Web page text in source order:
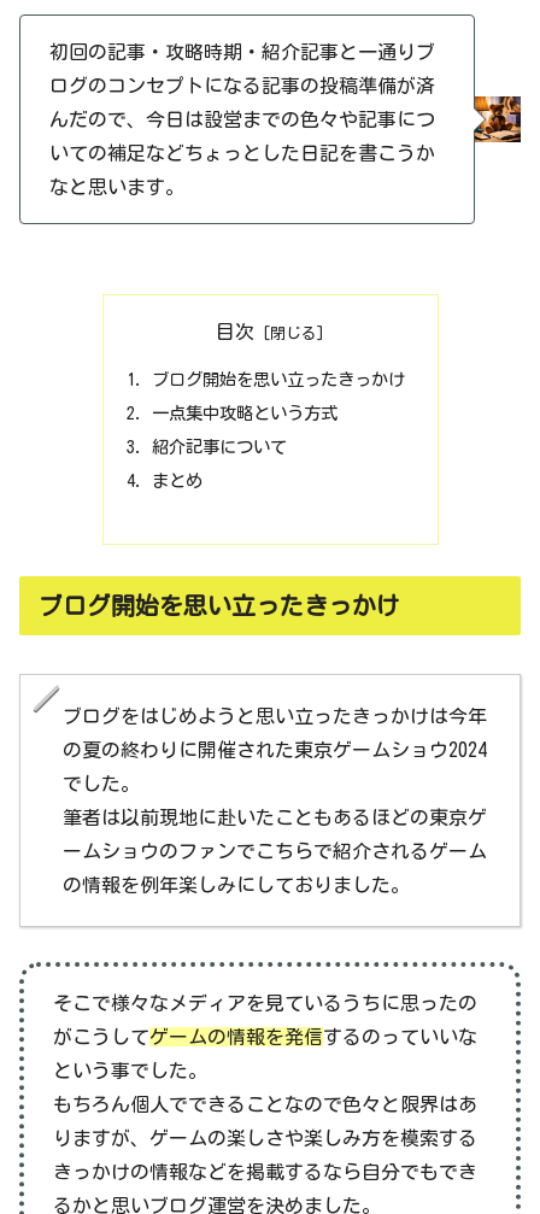
初回の記事・攻略時期・紹介記事と一通りブ
ログのコンセプトになる記事の投稿準備が済
んだので、今日は設営までの色々や記事につ
いての補足などちょっとした日記を書こうか
なと思います。
目次
ブログ開始を思い立ったきっかけ
一点集中攻略という方式
紹介記事について
まとめ
ブログ開始を思い立ったきっかけ
ブログをはじめようと思い立ったきっかけは今年
の夏の終わりに開催された東京ゲームショウ2024
でした。
筆者は以前現地に赴いたこともあるほどの東京ゲ
ームショウのファンでこちらで紹介されるゲーム
の情報を例年楽しみにしておりました。
そこで様々なメディアを見ているうちに思ったの
がこうしてゲームの情報を発信するのっていいな
という事でした。
もちろん個人でできることなので色々と限界はあ
りますが、ゲームの楽しさや楽しみ方を模索する
きっかけの情報などを掲載するなら自分でもでき
るかと思いブログ運営を決めました。